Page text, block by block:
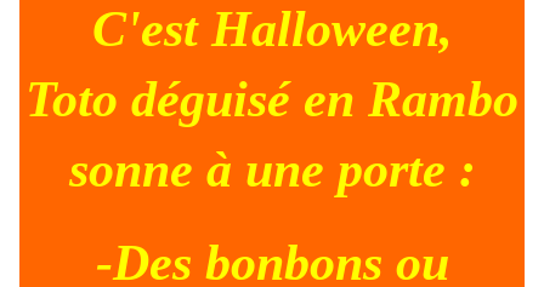
C'est Halloween,
Toto déguisé en Rambo
sonne à une porte :
-Des bonbons ou